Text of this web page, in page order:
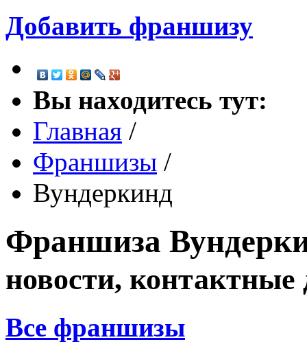
Добавить франшизу
Вы находитесь тут:
Главная /
Франшизы /
Вундеркинд
Франшиза
новости,
Все франшизы